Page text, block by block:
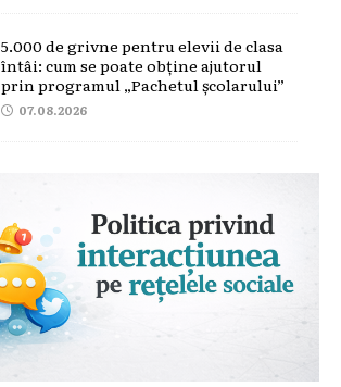
5.000 de grivne pentru elevii de clasa
întâi: cum se poate obține ajutorul
prin programul „Pachetul școlarului”
07.08.2026